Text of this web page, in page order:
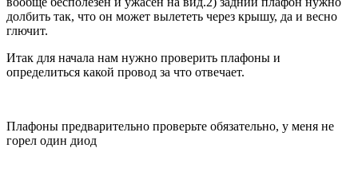
долбить так, что он может вылететь через крышу, да и весно
глючит.
Итак для начала нам нужно проверить плафоны и
определиться какой провод за что отвечает.
Плафоны предварительно проверьте обязательно, у меня не
горел один диод